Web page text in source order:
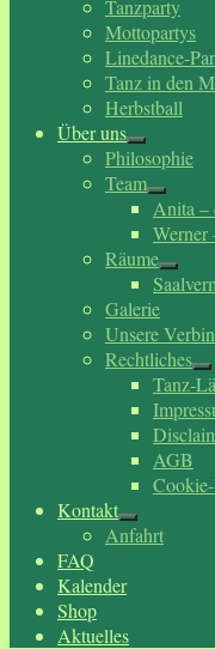
Tanzparty
Mottopartys
Linedance-
Tanz in den
Herbstball
Über uns
Philosophie
Team
Anita –
Werner
Räume
Galerie
Unsere
Rechtliches
Tanz-
AGB
Kontakt
Anfahrt
FAQ
Kalender
Shop
Aktuelles